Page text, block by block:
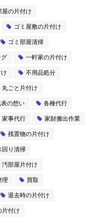
屋の片付け
ゴミ屋敷の片付け
ゴミ部屋清掃
一軒家の片付け
不用品処分
丸ごと片付け
の想い
各種代行
家事代行
家財搬出作業
残置物の片付け
回り清掃
汚部屋片付け
理
買取
退去時の片付け
片付け